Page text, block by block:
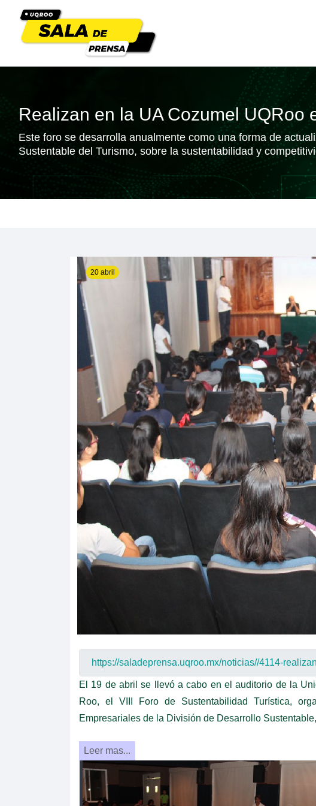
Realizan en la UA Cozumel UQRoo
Este foro se desarrolla anualmente como una forma de
Sustentable del Turismo, sobre la sustentabilidad y
20 abril
El 19 de abril se llevó a cabo en el auditorio de la
Roo, el VIII Foro de Sustentabilidad Turística,
Empresariales de la División de Desarrollo
Leer mas...